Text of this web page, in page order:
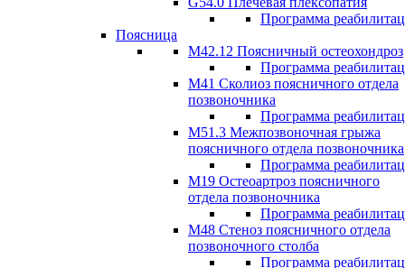
Программа
Поясница
М42.12 Поясничный остеохондроз
Программа
М41 Сколиоз поясничного отдела
позвоночника
Программа
M51.3 Межпозвоночная грыжа
поясничного отдела позвоночника
Программа
М19 Остеоартроз поясничного
отдела позвоночника
Программа
M48 Стеноз поясничного отдела
позвоночного столба
Программа